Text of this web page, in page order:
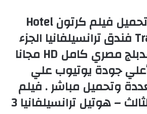
مشاهدة وتحميل فيلم كرتون Hotel
Transylvania 3 فندق ترانسيلفانيا الجزء
الثالث 2018 مدبلج مصري كامل HD مجانا
جودة يوتيوب علي
وتحميل مباشر . فيلم
– هوتيل ترانسيلفانيا 3